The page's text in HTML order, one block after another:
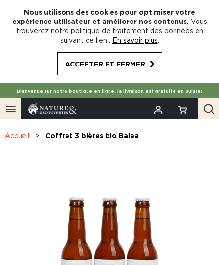
Nous utilisons des cookies pour optimiser votre
expérience utilisateur et améliorer nos contenus. Vous
trouverez notre politique de traitement des données en
suivant ce lien : En savoir plus
ACCEPTER ET FERMER
Bienvenue sur notre boutique en ligne, la livraison est gratuite en Suisse!
Accueil Coffret 3 bières bio Balea